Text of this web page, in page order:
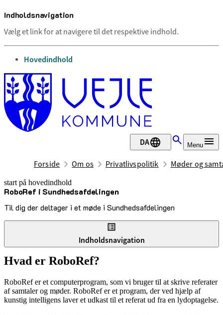
Indholdsnavigation
Vælg et link for at navigere til det respektive indhold.
gå til
Hovedindhold
DA Menu
Forside Om os Privatlivspolitik Møder og
start på hovedindhold
RoboRef i Sundhedsafdelingen
Til dig der deltager i et møde i Sundhedsafdelingen
senest opdateret 30. juni 2026
Indholdsnavigation
Hvad er RoboRef?
RoboRef er et computerprogram, som vi bruger til at skrive referater
af samtaler og møder. RoboRef er et program, der ved hjælp af
kunstig intelligens laver et udkast til et referat ud fra en lydoptagelse.